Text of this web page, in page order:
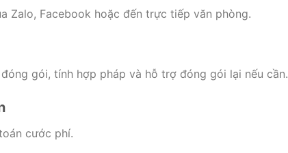
Zalo, Facebook hoặc đến trực tiếp văn phòng.
gói, tính hợp pháp và hỗ trợ đóng gói lại nếu cần.
cước phí.